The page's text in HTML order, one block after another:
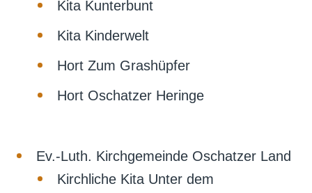
Kita Kunterbunt
Kita Kinderwelt
Hort Zum Grashüpfer
Hort Oschatzer Heringe
Ev.-Luth. Kirchgemeinde Oschatzer Land
Kirchliche Kita Unter dem